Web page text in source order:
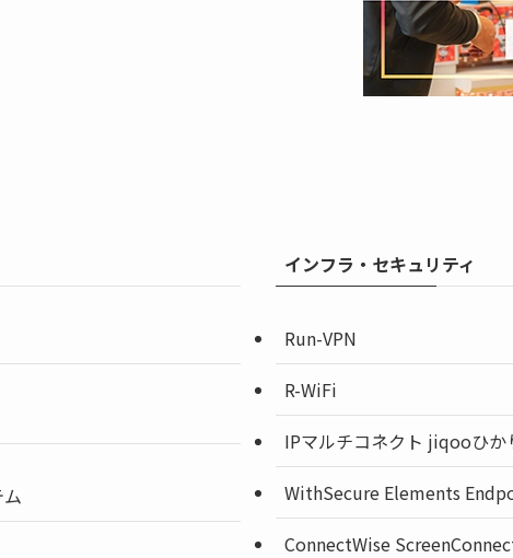
インフラ・セキュリティ
Run-VPN
R-WiFi
IPマルチコネクト jiqooひか
WithSecure Elements
ConnectWise